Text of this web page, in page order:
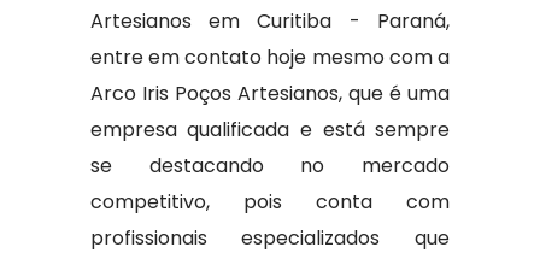
Artesianos em Curitiba - Paraná,
entre em contato hoje mesmo com a
Arco Iris Poços Artesianos, que é uma
empresa qualificada e está sempre
se destacando no mercado
competitivo, pois conta com
profissionais especializados que